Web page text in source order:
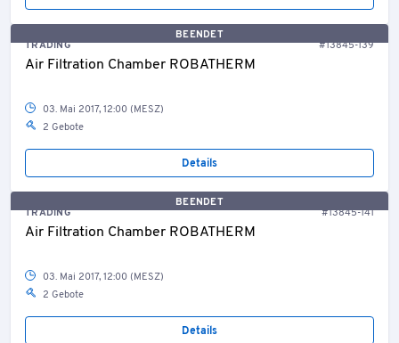
BEENDET
TRADING
#13845-139
Air Filtration Chamber ROBATHERM
03. Mai 2017, 12:00 (MESZ)
2 Gebote
Details
BEENDET
TRADING
#13845-141
Air Filtration Chamber ROBATHERM
03. Mai 2017, 12:00 (MESZ)
2 Gebote
Details